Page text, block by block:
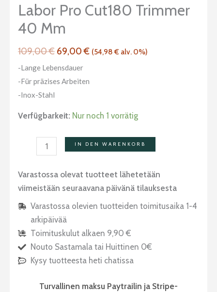
Labor Pro Cut180 Trimmer
40 Mm
109,00€ 69,00€ (54,98€ alv. 0%)
-Lange Lebensdauer
-Für präzises Arbeiten
-Inox-Stahl
Verfügbarkeit: Nur noch 1 vorrätig
40
mm
IN DEN WARENKORB
Varastossa olevat tuotteet lähetetään
viimeistään seuraavana päivänä tilauksesta
Varastossa olevien tuotteiden toimitusaika 1-4
arkipäivää
Toimituskulut alkaen 9,90 €
Nouto Sastamala tai Huittinen 0€
Kysy tuotteesta heti chatissa
Turvallinen maksu Paytrailin ja Stripe-